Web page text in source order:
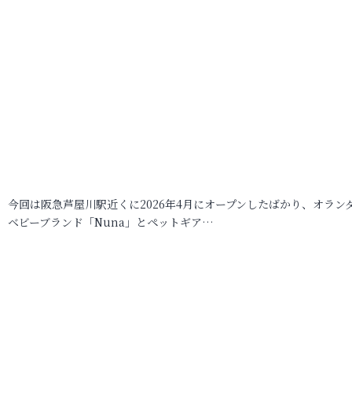
今回は阪急芦屋川駅近くに2026年4月にオープンしたばかり、オラン
ベビーブランド「Nuna」とペットギア…